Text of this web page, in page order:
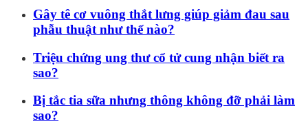
Gây tê cơ vuông thắt lưng giúp giảm đau sau
phẫu thuật như thế nào?
Triệu chứng ung thư cổ tử cung nhận biết ra
sao?
Bị tắc tia sữa nhưng thông không đỡ phải làm
sao?